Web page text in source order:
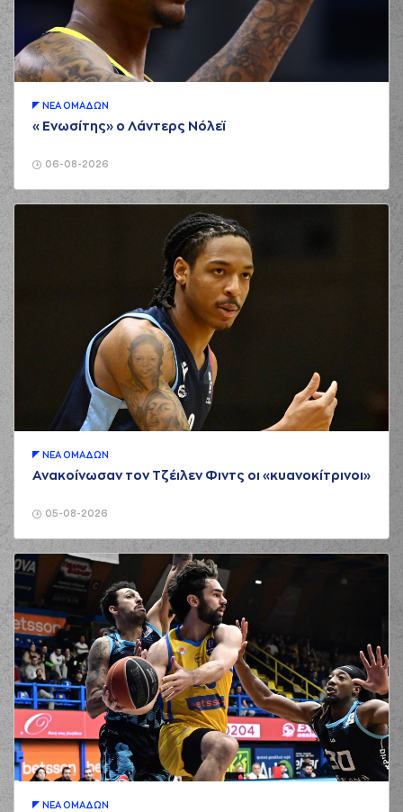
06-08-2026
ΝΕA ΟΜAΔΩΝ
«Ενωσίτης» ο Λάντερς Νόλεϊ
05-08-2026
ΝΕA ΟΜAΔΩΝ
Ανακοίνωσαν τον Τζέιλεν Φιντς οι «κυανοκίτρινοι»
ΝΕA ΟΜAΔΩΝ